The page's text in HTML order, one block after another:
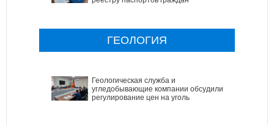
ГЕОЛОГИЯ
Геологическая служба и
угледобывающие компании обсудили
регулирование цен на уголь